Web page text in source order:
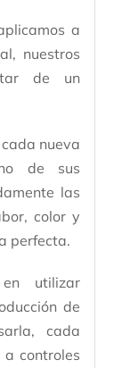
a
nuestros
de un
nueva
de sus
las
color y
perfecta.
utilizar
de
cada
a controles